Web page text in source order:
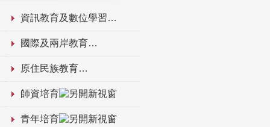
資訊教育及數位學習
國際及兩岸教育
原住民族教育
師資培育
青年培育